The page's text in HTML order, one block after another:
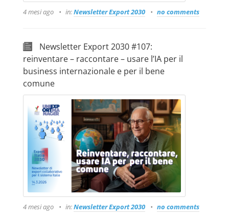
4 mesi ago in:Newsletter Export 2030 no comments
Newsletter Export 2030 #107:
reinventare – raccontare – usare l’IA per il
business internazionale e per il bene
comune
4 mesi ago in:Newsletter Export 2030 no comments